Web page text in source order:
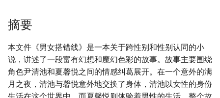
摘要
本文件《男女搭错线》是一本关于跨性别和性别认同的小
说，讲述了一段富有幻想和魔幻色彩的故事。故事主要围绕
角色尹清池和夏馨悦之间的情感纠葛展开。在一个意外的满
月之夜，清池与馨悦意外地交换了身体，清池以女性的身份